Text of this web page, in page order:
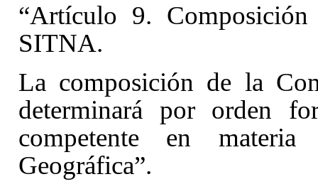
“Artículo 9.
SITNA.
La composición de la
determinará por orden
competente en
Geográfica”.